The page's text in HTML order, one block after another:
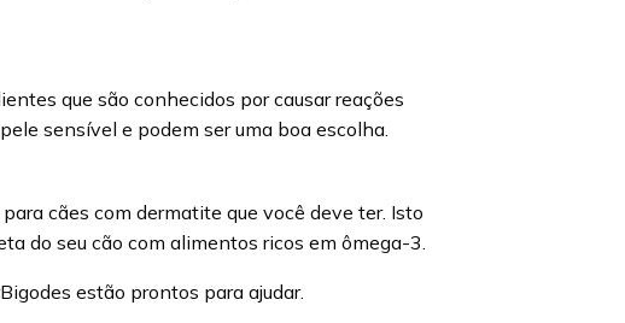
que são conhecidos por causar reações
sensível e podem ser uma boa escolha.
cães com dermatite que você deve ter. Isto
do seu cão com alimentos ricos em ômega-3.
estão prontos para ajudar.